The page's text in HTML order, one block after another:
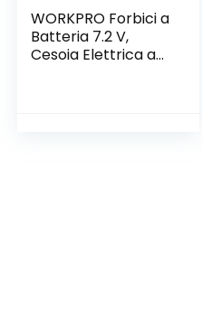
WORKPRO Forbici a
Batteria 7.2 V,
Cesoia Elettrica a